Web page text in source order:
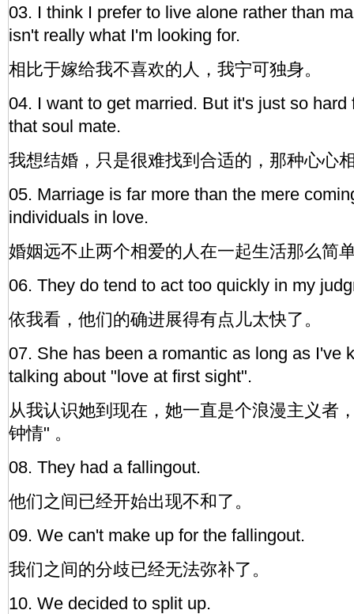
03. I think I prefer to live alone rather than
isn't really what I'm looking for.
相比于嫁给我不喜欢的人，我宁可独身。
04. I want to get married. But it's just so hard
that soul mate.
我想结婚，只是很难找到合适的，那种心心
05. Marriage is far more than the mere
individuals in love.
婚姻远不止两个相爱的人在一起生活那么简
06. They do tend to act too quickly in my
依我看，他们的确进展得有点儿太快了。
07. She has been a romantic as long as I've
talking about "love at first sight".
从我认识她到现在，她一直是个浪漫主义者
钟情" 。
08. They had a fallingout.
他们之间已经开始出现不和了。
09. We can't make up for the fallingout.
我们之间的分歧已经无法弥补了。
10. We decided to split up.